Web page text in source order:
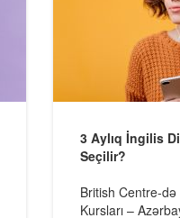
3 Aylıq İngilis
Seçilir?
British Centre-də
Kursları –